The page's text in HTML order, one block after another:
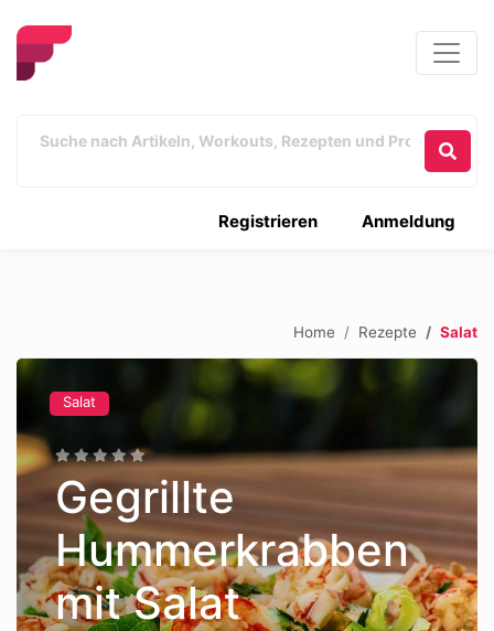
Anmeldung
Registrieren
Home Rezepte Salat
Salat
Gegrillte
Hummerkrabben
mit Salat